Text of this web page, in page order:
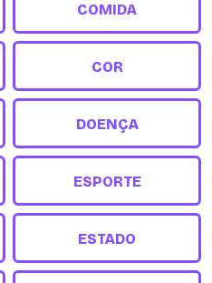
COMIDA
COR
DOENÇA
ESPORTE
ESTADO